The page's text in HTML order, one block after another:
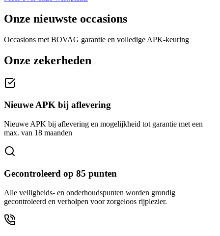
Onze nieuwste occasions
Occasions met BOVAG garantie en volledige APK-keuring
Onze zekerheden
Nieuwe APK bij aflevering
Nieuwe APK bij aflevering en mogelijkheid tot garantie met een
max. van 18 maanden
Gecontroleerd op 85 punten
Alle veiligheids- en onderhoudspunten worden grondig
gecontroleerd en verholpen voor zorgeloos rijplezier.